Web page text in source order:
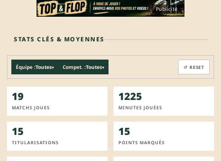
Publicité
STATS CLÉS & MOYENNES
Équipe :Toutes▾ Compet. :Toutes▾ ↺ RESET
19
MATCHS JOUES
1225
MINUTES JOUÉES
15
TITULARISATIONS
15
POINTS MARQUÉS